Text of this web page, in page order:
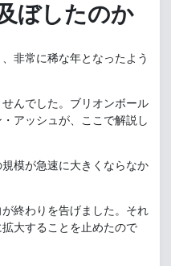
ぼしたのか
非常に稀な年となったよう
んでした。ブリオンボール
アッシュが、ここで解説し
模が急速に大きくならなか
終わりを告げました。それ
大することを止めたので